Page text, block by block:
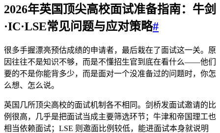
2026年英国顶尖高校面试准备指南：牛剑
·IC·LSE常见问题与应对策略#
很多手握漂亮预估成绩的申请者，最后栽在了面试这一关。原
因往往不是知识不够，而是不懂招生官到底在看什么——他们
要的不是你能背多少，而是面对一个没准备过的问题时，你怎
么想、怎么说。
英国几所顶尖高校的面试机制各不相同。剑桥发面试邀请的比
例很高，几乎是把面试当成主要筛选环节；牛津和帝国理工也
相当依赖面试；LSE 则邀面比例较低，能进面试本身就说明